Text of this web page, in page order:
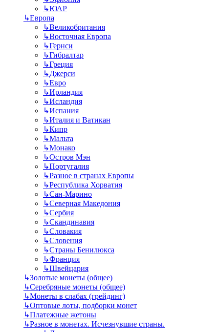
↳ЮАР
↳Европа
↳Великобритания
↳Восточная Европа
↳Гернси
↳Гибралтар
↳Греция
↳Джерси
↳Евро
↳Ирландия
↳Исландия
↳Испания
↳Италия и Ватикан
↳Кипр
↳Мальта
↳Монако
↳Остров Мэн
↳Португалия
↳Разное в странах Европы
↳Республика Хорватия
↳Сан-Марино
↳Северная Македония
↳Сербия
↳Скандинавия
↳Словакия
↳Словения
↳Страны Бенилюкса
↳Франция
↳Швейцария
↳Золотые монеты (общее)
↳Серебряные монеты (общее)
↳Монеты в слабах (грейдинг)
↳Оптовые лоты, подборки монет
↳Платежные жетоны
↳Разное в монетах. Исчезнувшие страны.